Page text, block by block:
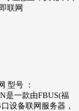
联网
型号 ：
是一款由FBUS(福
设备联网服务器，